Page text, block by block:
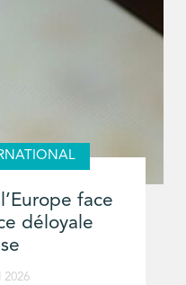
face
déloyale
2026